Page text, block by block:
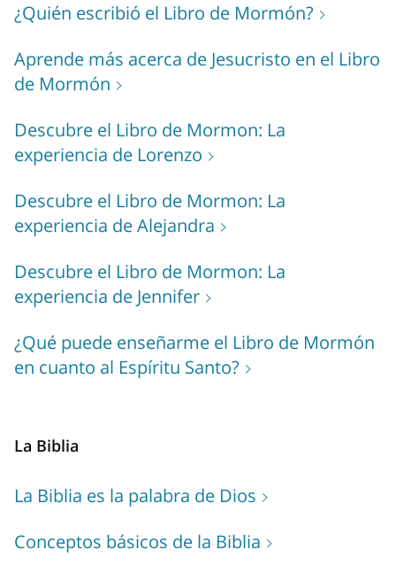
¿Quién escribió el Libro de Mormón?
Aprende más acerca de Jesucristo en el Libro
de Mormón
Descubre el Libro de Mormon: La
experiencia de Lorenzo
Descubre el Libro de Mormon: La
experiencia de Alejandra
Descubre el Libro de Mormon: La
experiencia de Jennifer
¿Qué puede enseñarme el Libro de Mormón
en cuanto al Espíritu Santo?
La Biblia
La Biblia es la palabra de Dios
Conceptos básicos de la Biblia